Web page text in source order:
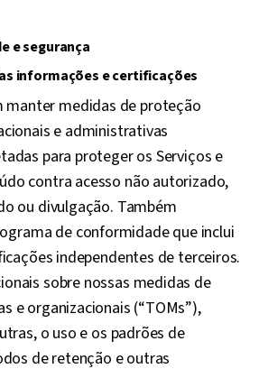
e segurança
informações e certificações
manter medidas de proteção
e administrativas
para proteger os Serviços e
contra acesso não autorizado,
ou divulgação. Também
de conformidade que inclui
independentes de terceiros.
sobre nossas medidas de
e organizacionais (“TOMs”),
o uso e os padrões de
de retenção e outras